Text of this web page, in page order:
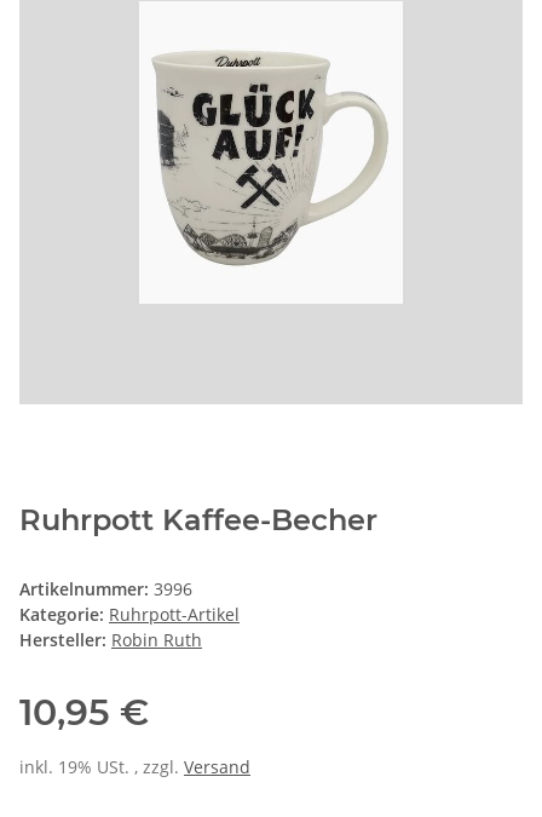
Ruhrpott Kaffee-Becher
Artikelnummer: 3996
Kategorie: Ruhrpott-Artikel
Hersteller: Robin Ruth
10,95 €
inkl. 19% USt. , zzgl. Versand